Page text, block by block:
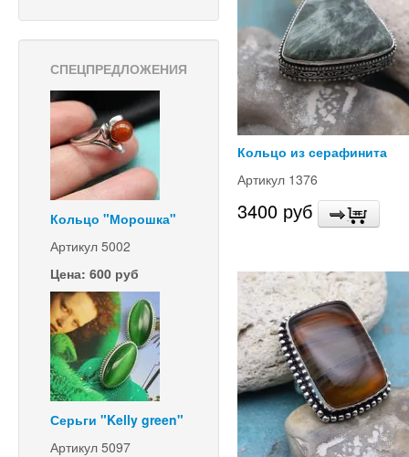
СПЕЦПРЕДЛОЖЕНИЯ
Кольцо "Морошка"
Артикул 5002
Цена: 600 руб
Серьги "Kelly green"
Артикул 5097
Кольцо из серафинита
Артикул 1376
3400 руб